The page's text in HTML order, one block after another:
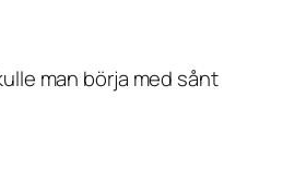
man börja med sånt